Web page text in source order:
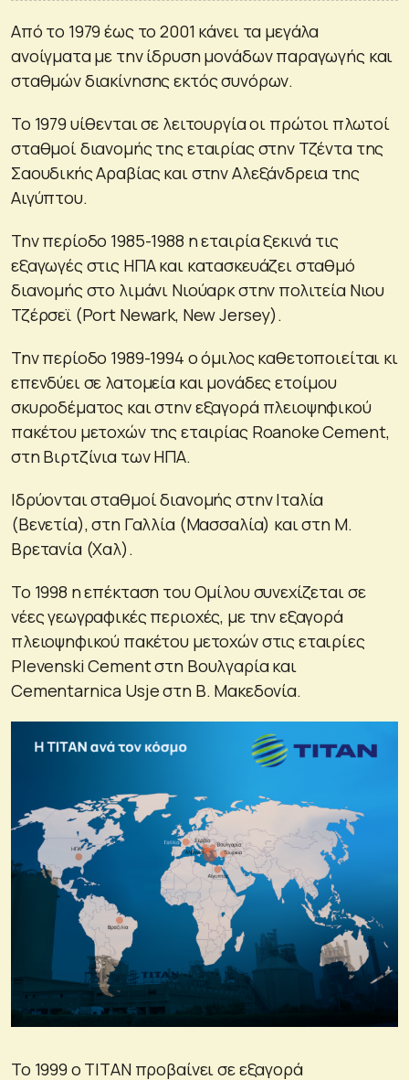
Από το 1979 έως το 2001 κάνει τα μεγάλα
ανοίγματα με την ίδρυση μονάδων παραγωγής και
σταθμών διακίνησης εκτός συνόρων.
Το 1979 υίθενται σε λειτουργία οι πρώτοι πλωτοί
σταθμοί διανομής της εταιρίας στην Τζέντα της
Σαουδικής Αραβίας και στην Αλεξάνδρεια της
Αιγύπτου.
Την περίοδο 1985-1988 η εταιρία ξεκινά τις
εξαγωγές στις ΗΠΑ και κατασκευάζει σταθμό
διανομής στο λιμάνι Νιούαρκ στην πολιτεία Νιου
Τζέρσεϊ (Port Newark, New Jersey).
Την περίοδο 1989-1994 ο όμιλος καθετοποιείται κι
επενδύει σε λατομεία και μονάδες ετοίμου
σκυροδέματος και στην εξαγορά πλειοψηφικού
πακέτου μετοχών της εταιρίας Roanoke Cement,
στη Βιρτζίνια των ΗΠΑ.
Ιδρύονται σταθμοί διανομής στην Ιταλία
(Βενετία), στη Γαλλία (Μασσαλία) και στη Μ.
Βρετανία (Χαλ).
Το 1998 η επέκταση του Ομίλου συνεχίζεται σε
νέες γεωγραφικές περιοχές, με την εξαγορά
πλειοψηφικού πακέτου μετοχών στις εταιρίες
Plevenski Cement στη Βουλγαρία και
Cementarnica Usje στη Β. Μακεδονία.
Το 1999 ο ΤΙΤΑΝ προβαίνει σε εξαγορά